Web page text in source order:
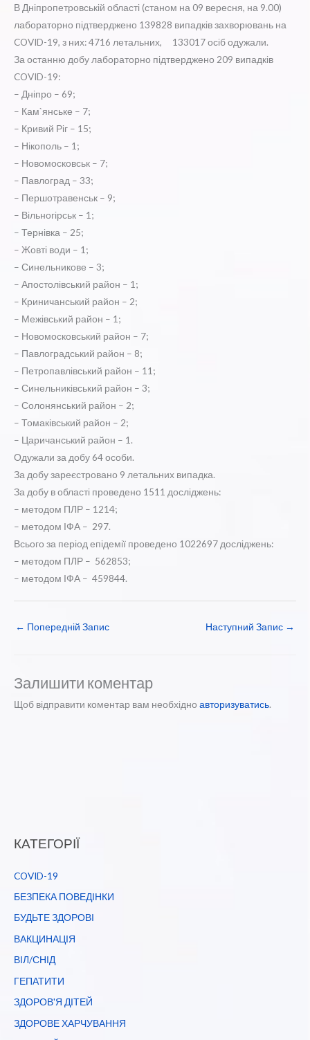
В Дніпропетровській області (станом на 09 вересня, на 9.00)
лабораторно підтверджено 139828 випадків захворювань на
COVID-19, з них: 4716 летальних, 133017 осіб одужали.
За останню добу лабораторно підтверджено 209 випадків
COVID-19:
– Дніпро – 69;
– Кам`янське – 7;
– Кривий Ріг – 15;
– Нікополь – 1;
– Новомосковськ – 7;
– Павлоград – 33;
– Першотравенськ – 9;
– Вільногірськ – 1;
– Тернівка – 25;
– Жовті води – 1;
– Синельникове – 3;
– Апостолівський район – 1;
– Криничанський район – 2;
– Межівський район – 1;
– Новомосковський район – 7;
– Павлоградський район – 8;
– Петропавлівський район – 11;
– Синельниківський район – 3;
– Солонянський район – 2;
– Томаківський район – 2;
– Царичанський район – 1.
Одужали за добу 64 особи.
За добу зареєстровано 9 летальних випадка.
За добу в області проведено 1511 досліджень:
– методом ПЛР – 1214;
– методом ІФА – 297.
Всього за період епідемії проведено 1022697 досліджень:
– методом ПЛР – 562853;
– методом ІФА – 459844.
← Попередній Запис Наступний Запис →
Залишити коментар
Щоб відправити коментар вам необхідно авторизуватись.
КАТЕГОРІЇ
COVID-19
БЕЗПЕКА ПОВЕДІНКИ
БУДЬТЕ ЗДОРОВІ
ВАКЦИНАЦІЯ
ВІЛ/СНІД
ГЕПАТИТИ
ЗДОРОВ'Я ДІТЕЙ
ЗДОРОВЕ ХАРЧУВАННЯ